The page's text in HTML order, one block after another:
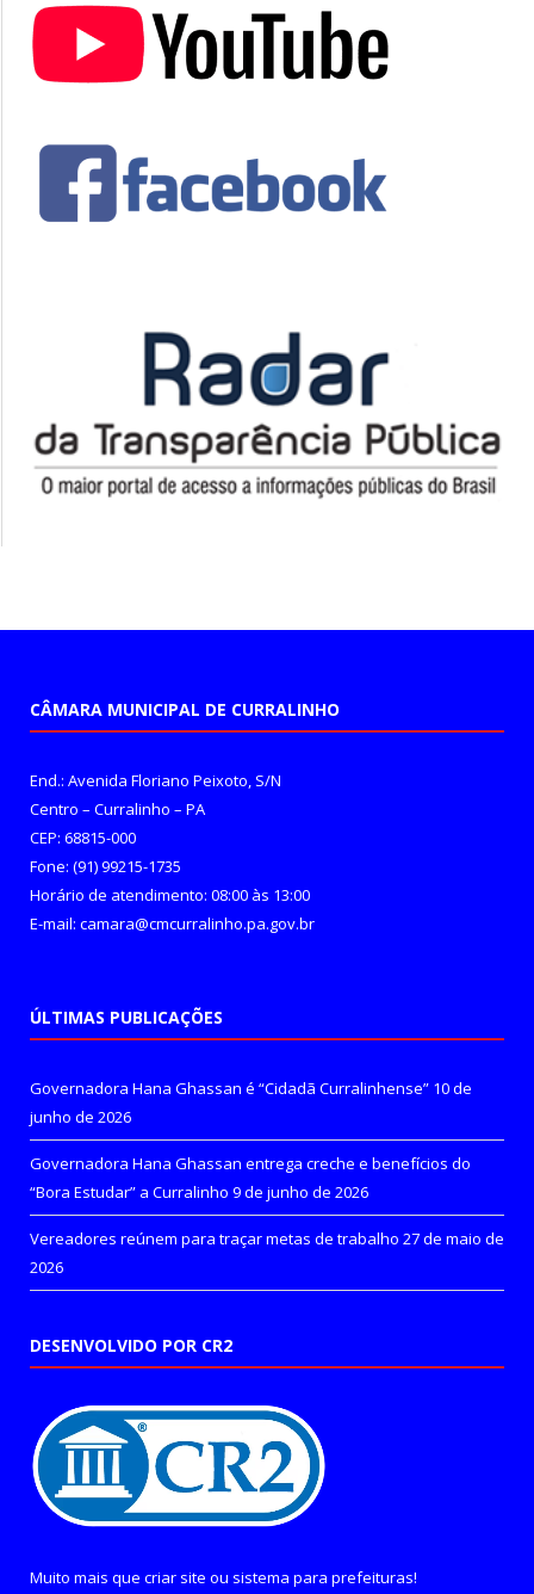
CÂMARA MUNICIPAL DE CURRALINHO
End.: Avenida Floriano Peixoto, S/N
Centro – Curralinho – PA
CEP: 68815-000
Fone: (91) 99215-1735
Horário de atendimento: 08:00 às 13:00
E-mail: camara@cmcurralinho.pa.gov.br
ÚLTIMAS PUBLICAÇÕES
Governadora Hana Ghassan é “Cidadã Curralinhense” 10 de
junho de 2026
Governadora Hana Ghassan entrega creche e benefícios do
“Bora Estudar” a Curralinho 9 de junho de 2026
Vereadores reúnem para traçar metas de trabalho 27 de maio de
2026
DESENVOLVIDO POR CR2
Muito mais que criar site ou sistema para prefeituras!